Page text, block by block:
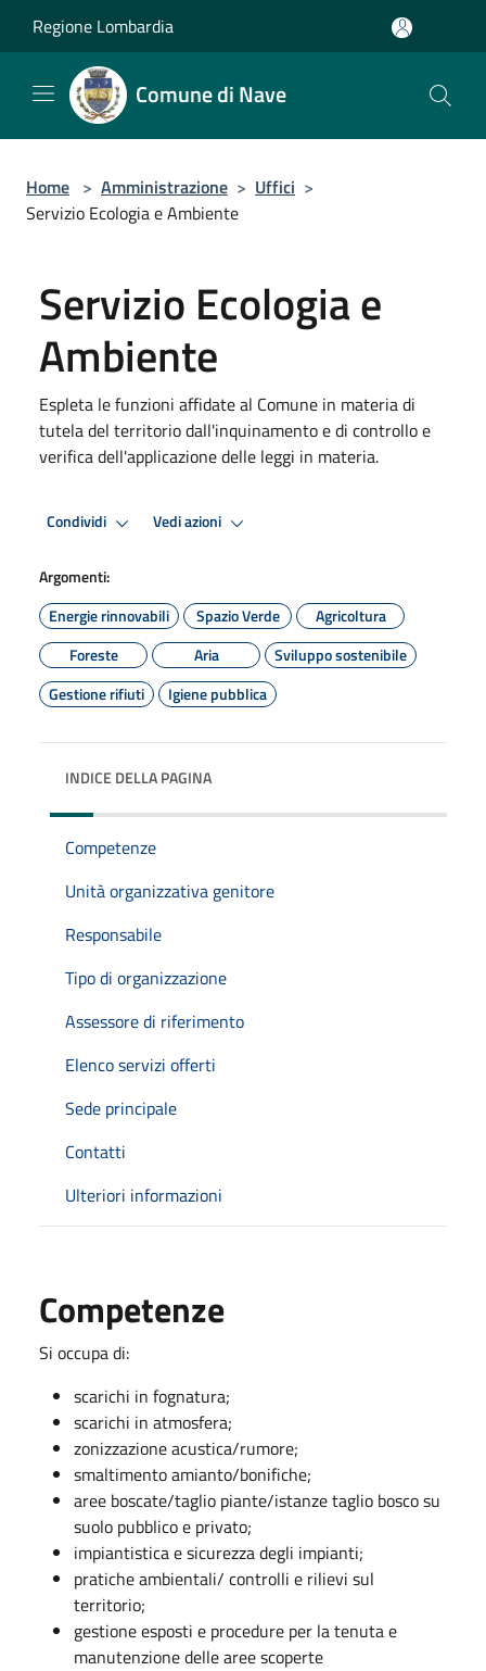
Regione Lombardia
Comune di Nave
Home > Amministrazione > Uffici >
Servizio Ecologia e Ambiente
Servizio Ecologia e
Ambiente
Espleta le funzioni affidate al Comune in materia di
tutela del territorio dall'inquinamento e di controllo e
verifica dell'applicazione delle leggi in materia.
Condividi Vedi azioni
Argomenti:
Energie rinnovabili
Spazio Verde
Agricoltura
Foreste
Aria
Sviluppo sostenibile
Gestione rifiuti
Igiene pubblica
INDICE DELLA PAGINA
Competenze
Unità organizzativa genitore
Responsabile
Tipo di organizzazione
Assessore di riferimento
Elenco servizi offerti
Sede principale
Contatti
Ulteriori informazioni
Competenze
Si occupa di:
scarichi in fognatura;
scarichi in atmosfera;
zonizzazione acustica/rumore;
smaltimento amianto/bonifiche;
aree boscate/taglio piante/istanze taglio bosco su
suolo pubblico e privato;
impiantistica e sicurezza degli impianti;
pratiche ambientali/ controlli e rilievi sul
territorio;
gestione esposti e procedure per la tenuta e
manutenzione delle aree scoperte